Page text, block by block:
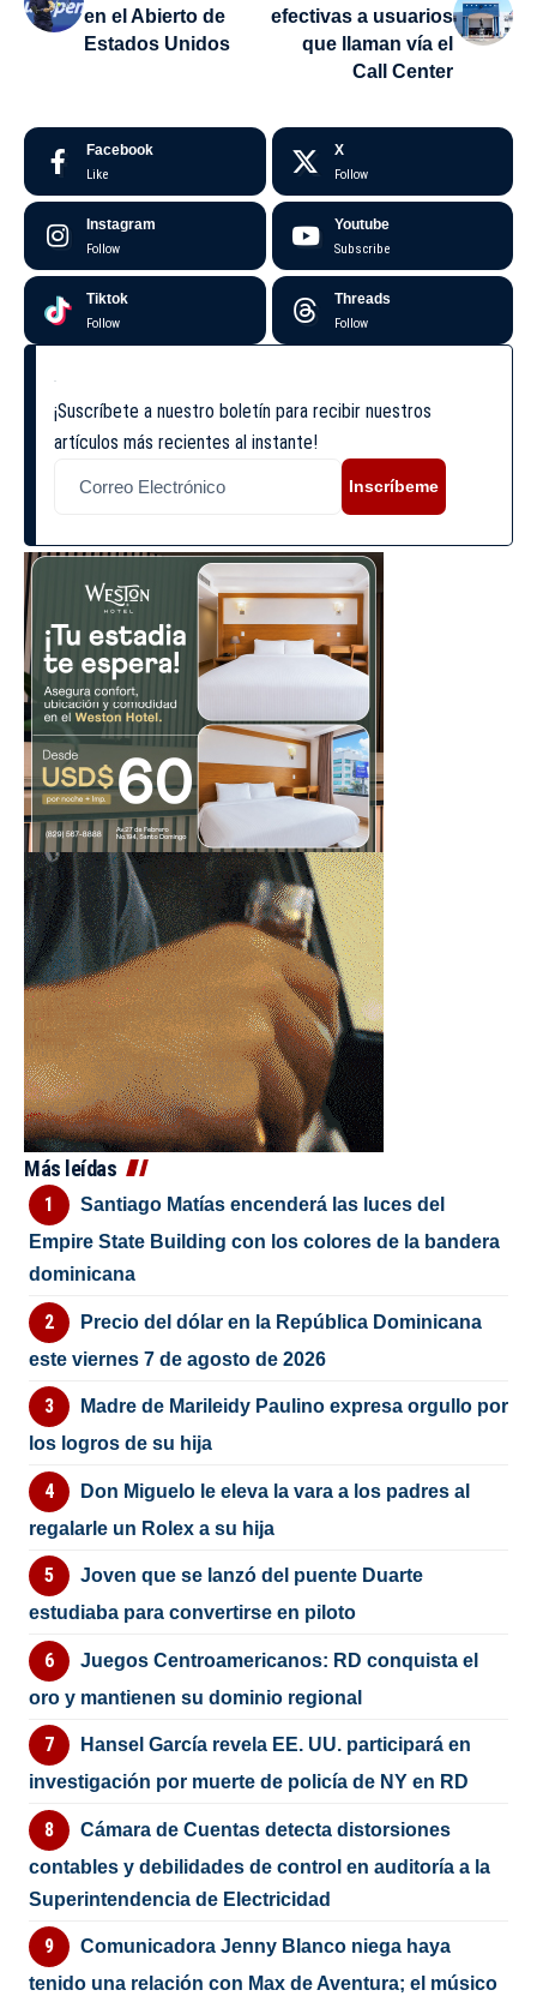
en el Abierto de
Estados Unidos
efectivas a usuarios
que llaman vía el
Call Center
Facebook
Like
X
Follow
Instagram
Follow
Youtube
Subscribe
Tiktok
Follow
Threads
Follow
¡Suscríbete a nuestro boletín para recibir nuestros
artículos más recientes al instante!
Inscríbeme
Más leídas
Santiago Matías encenderá las luces del
Empire State Building con los colores de la bandera
dominicana
Precio del dólar en la República Dominicana
este viernes 7 de agosto de 2026
Madre de Marileidy Paulino expresa orgullo por
los logros de su hija
Don Miguelo le eleva la vara a los padres al
regalarle un Rolex a su hija
Joven que se lanzó del puente Duarte
estudiaba para convertirse en piloto
Juegos Centroamericanos: RD conquista el
oro y mantienen su dominio regional
Hansel García revela EE. UU. participará en
investigación por muerte de policía de NY en RD
Cámara de Cuentas detecta distorsiones
contables y debilidades de control en auditoría a la
Superintendencia de Electricidad
Comunicadora Jenny Blanco niega haya
tenido una relación con Max de Aventura; el músico